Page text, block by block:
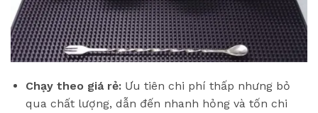
Chạy theo giá rẻ: Ưu tiên chi phí thấp nhưng bỏ
qua chất lượng, dẫn đến nhanh hỏng và tốn chi